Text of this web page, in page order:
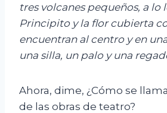
tres volcanes pequeños, a lo
Principito y la flor cubierta
encuentran al centro y en
una silla, un palo y una
Ahora, dime, ¿Cómo se
de las obras de teatro?